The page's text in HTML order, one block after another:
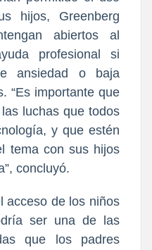
hijos, Greenberg
abiertos al
profesional si
ansiedad o baja
“Es importante que
luchas que todos
y que estén
tema con sus hijos
concluyó.
acceso de los niños
ser una de las
que los padres